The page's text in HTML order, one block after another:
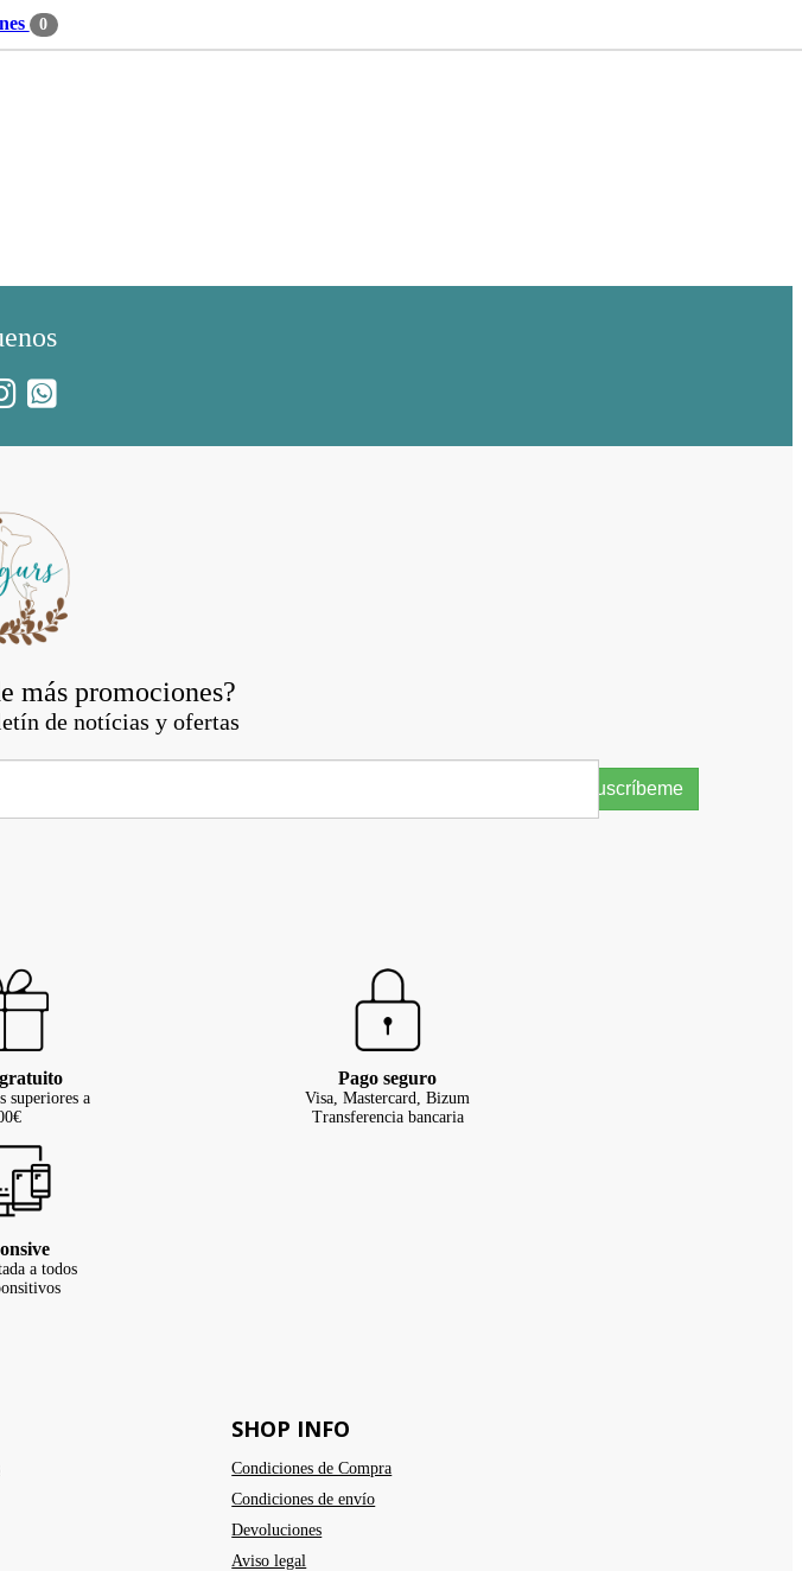
0
más promociones?
de notícias y ofertas
Suscríbeme
superiores a
Pago seguro
Visa, Mastercard, Bizum
Transferencia bancaria
a todos
SHOP INFO
Condiciones de Compra
Condiciones de envío
Devoluciones
Aviso legal